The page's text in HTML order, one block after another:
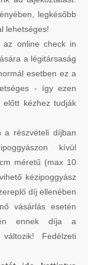
legkésőbb
lehetséges!
az online check in
a légitársaság
esetben ez a
- így ezen
előtt kézhez tudják
a részvételi díjban
kívül
méretű (max 10
kézipoggyász
díj ellenében
vásárlás esetén
ennek díja a
Fedélzeti